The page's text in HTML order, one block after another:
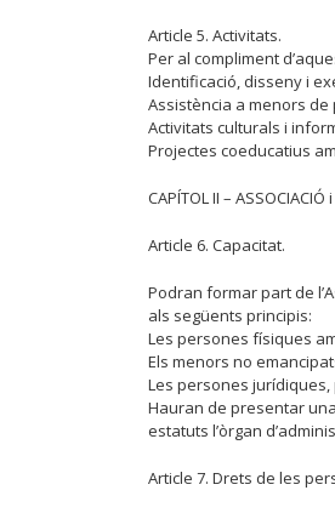
Article 5. Activitats.
Per al compliment
Identificació, disseny i
Assistència a menors
Activitats culturals i
Projectes coeducatius
CAPÍTOL II – ASSOCIACIÓ
Article 6. Capacitat.
Podran formar part de
als següents principis:
Les persones físiques
Els menors no
Les persones
Hauran de presentar
estatuts l’òrgan
Article 7. Drets de les